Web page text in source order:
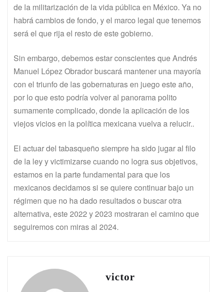
de la militarización de la vida pública en México. Ya no
habrá cambios de fondo, y el marco legal que tenemos
será el que rija el resto de este gobierno.
Sin embargo, debemos estar conscientes que Andrés
Manuel López Obrador buscará mantener una mayoría
con el triunfo de las gobernaturas en juego este año,
por lo que esto podría volver al panorama polito
sumamente complicado, donde la aplicación de los
viejos vicios en la política mexicana vuelva a relucir..
El actuar del tabasqueño siempre ha sido jugar al filo
de la ley y victimizarse cuando no logra sus objetivos,
estamos en la parte fundamental para que los
mexicanos decidamos si se quiere continuar bajo un
régimen que no ha dado resultados o buscar otra
alternativa, este 2022 y 2023 mostraran el camino que
seguiremos con miras al 2024.
victor